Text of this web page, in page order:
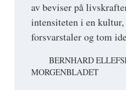
av beviser på
intensiteten i en
forsvarstaler og tom
BERNHARD
MORGENBLADET